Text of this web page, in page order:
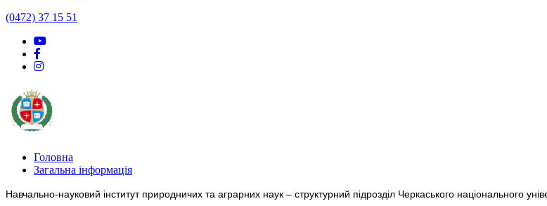
(0472) 37 15 51
Головна
Загальна інформація
Навчально-науковий інститут природничих та аграрних наук – структурний підрозділ Черкаського національного